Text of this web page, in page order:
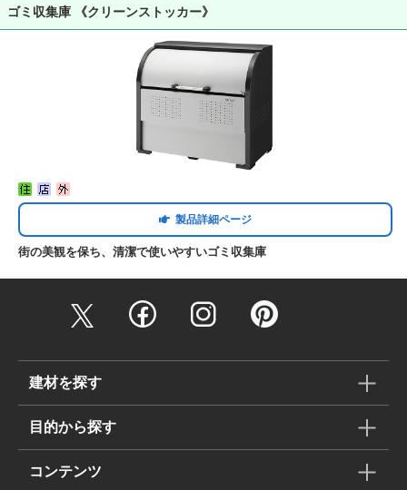
ゴミ収集庫 《クリーンストッカー》
製品詳細ページ
街の美観を保ち、清潔で使いやすいゴミ収集庫
建材を探す
目的から探す
コンテンツ